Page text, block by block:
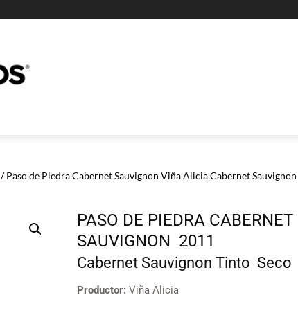
/ Paso de Piedra Cabernet Sauvignon Viña Alicia Cabernet Sauvignon
PASO DE PIEDRA CABERNET
SAUVIGNON 2011
Cabernet Sauvignon Tinto Seco
Productor: Viña Alicia